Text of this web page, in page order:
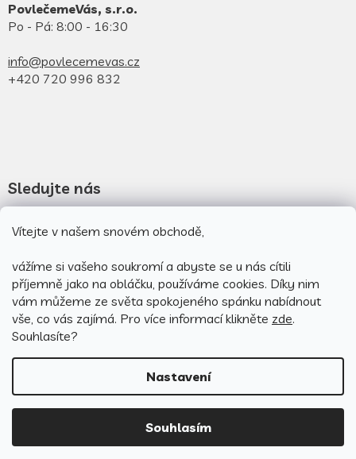
Vítejte v našem snovém obchodě,
vážíme si vašeho soukromí a abyste se u nás cítili
příjemně jako na obláčku, používáme cookies. Díky nim
vám můžeme ze světa spokojeného spánku nabídnout
vše, co vás zajímá. Pro více informací klikněte zde.
Souhlasíte?
Nastavení
Souhlasím
PovlečemeVás, s.r.o.
Po - Pá: 8:00 - 16:30
info@povlecemevas.cz
+420 720 996 832
Sledujte nás
Novinky na facebooku
Novinky na instagramu
Vytvořil Shoptet
Copyright 2026PovlečemeVás.cz. Všechna práva vyhrazena.